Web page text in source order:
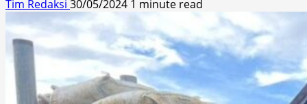
Tim Redaksi 30/05/2024 1 minute read